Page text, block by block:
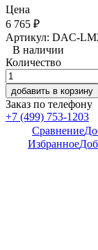
Цена
6 765 ₽
Артикул: DAC-
В наличии
Количество
добавить в корзину
Заказ по телефону
+7 (499) 753-1203
Сравнение
Избранное